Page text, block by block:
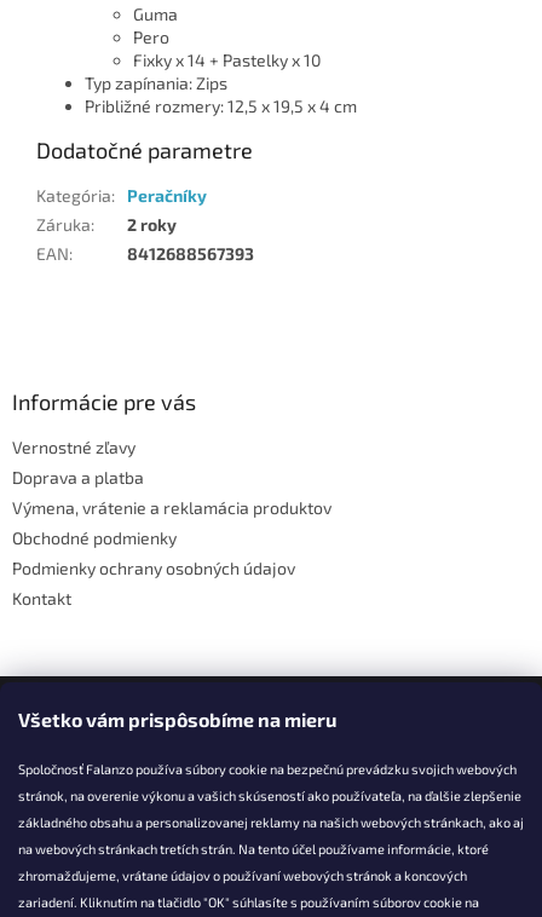
Všetko vám prispôsobíme na mieru
Spoločnosť Falanzo používa súbory cookie na bezpečnú prevádzku svojich webových
stránok, na overenie výkonu a vašich skúseností ako používateľa, na ďalšie zlepšenie
základného obsahu a personalizovanej reklamy na našich webových stránkach, ako aj
na webových stránkach tretích strán. Na tento účel používame informácie, ktoré
zhromažďujeme, vrátane údajov o používaní webových stránok a koncových
zariadení. Kliknutím na tlačidlo "OK" súhlasíte s používaním súborov cookie na
Guma
Pero
Fixky x 14 + Pastelky x 10
Typ zapínania: Zips
Približné rozmery: 12,5 x 19,5 x 4 cm
Dodatočné parametre
Kategória:
Peračníky
Záruka:
2 roky
EAN: 8412688567393
Informácie pre vás
Vernostné zľavy
Doprava a platba
Výmena, vrátenie a reklamácia produktov
Obchodné podmienky
Podmienky ochrany osobných údajov
Kontakt
Facebook
KONTAKT
info@falanzo.sk